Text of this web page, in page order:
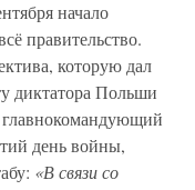
начало
правительство.
которую дал
диктатора Польши
день войны,
«В связи со